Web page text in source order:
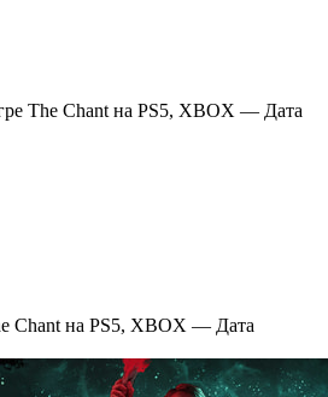
The Chant на PS5, XBOX — Дата
Chant на PS5, XBOX — Дата